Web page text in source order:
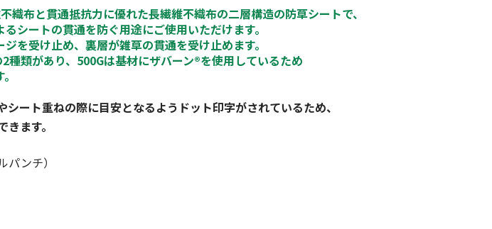
織布と貫通抵抗力に優れた長繊維不織布の二層構造の防草シートで、
シートの貫通を防ぐ用途にご使用いただけます。
を受け止め、裏層が雑草の貫通を受け止めます。
種類があり、500Gは基材にザバーン®を使用しているため
ート重ねの際に目安となるようドット印字がされているため、
ます。
ンチ）